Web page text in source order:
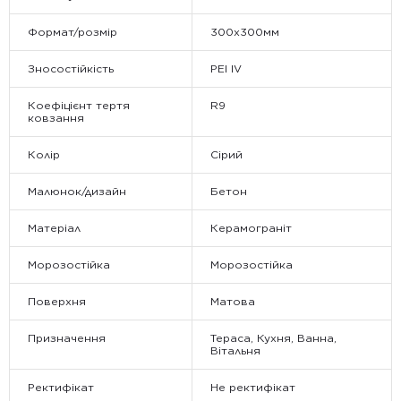
Формат/розмір 300x300мм
Зносостійкість PEI IV
Коефіцієнт тертя
ковзання
R9
Колір Сірий
Малюнок/дизайн Бетон
Матеріал Керамограніт
Морозостійка Морозостійка
Поверхня Матова
Призначення
Тераса, Кухня, Ванна,
Вітальня
Ректифікат Не ректифікат